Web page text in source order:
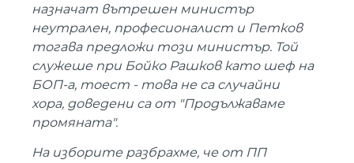
назначат вътрешен министър
неутрален, професионалист и Петков
тогава предложи този министър. Той
служеше при Бойко Рашков като шеф на
БОП-а, тоест - това не са случайни
хора, доведени са от "Продължаваме
промяната".
На изборите разбрахме, че от ПП